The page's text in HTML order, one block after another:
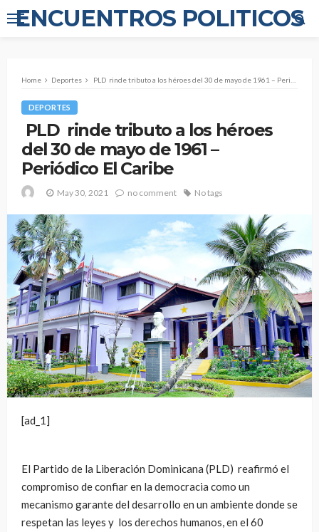
ENCUENTROS POLITICOS
Home Deportes PLD rinde tributo a los héroes del 30 de mayo de 1961 – Periódico El Caribe
DEPORTES
PLD rinde tributo a los héroes
del 30 de mayo de 1961 –
Periódico El Caribe
May 30, 2021 no comment No tags
[ad_1]
El Partido de la Liberación Dominicana (PLD) reafirmó el
compromiso de confiar en la democracia como un
mecanismo garante del desarrollo en un ambiente donde se
respetan las leyes y los derechos humanos, en el 60